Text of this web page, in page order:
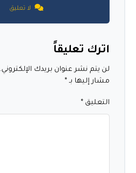
لا تعليق
اترك تعليقاً
لن يتم نشر عنوان بريدك الإلكتروني.
مشار إليها بـ *
التعليق *